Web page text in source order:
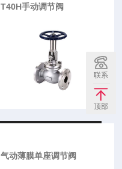
T40H手动调节阀
气动薄膜单座调节阀
联系
顶部